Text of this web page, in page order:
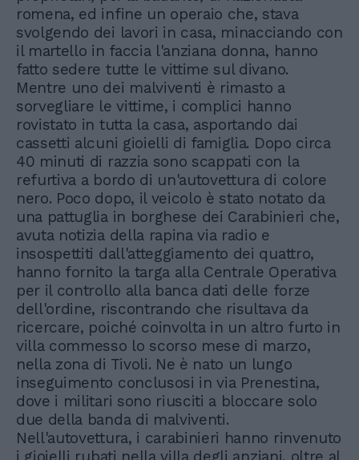
romena, ed infine un operaio che, stava
svolgendo dei lavori in casa, minacciando con
il martello in faccia l'anziana donna, hanno
fatto sedere tutte le vittime sul divano.
Mentre uno dei malviventi è rimasto a
sorvegliare le vittime, i complici hanno
rovistato in tutta la casa, asportando dai
cassetti alcuni gioielli di famiglia. Dopo circa
40 minuti di razzia sono scappati con la
refurtiva a bordo di un'autovettura di colore
nero. Poco dopo, il veicolo è stato notato da
una pattuglia in borghese dei Carabinieri che,
avuta notizia della rapina via radio e
insospettiti dall'atteggiamento dei quattro,
hanno fornito la targa alla Centrale Operativa
per il controllo alla banca dati delle forze
dell'ordine, riscontrando che risultava da
ricercare, poiché coinvolta in un altro furto in
villa commesso lo scorso mese di marzo,
nella zona di Tivoli. Ne è nato un lungo
inseguimento conclusosi in via Prenestina,
dove i militari sono riusciti a bloccare solo
due della banda di malviventi.
Nell'autovettura, i carabinieri hanno rinvenuto